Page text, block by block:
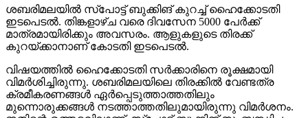
ശബരിമലയില്‍ സ്‌പോട്ട് ബുക്കിങ് കുറച്ച് ഹൈക്കോടതി
ഇടപെടല്‍. തിങ്കളാഴ്ച വരെ ദിവസേന 5000 പേര്‍ക്ക്
മാത്രമായിരിക്കും അവസരം. ആളുകളുടെ തിരക്ക്
കുറയ്ക്കാനാണ് കോടതി ഇടപെടല്‍.
വിഷയത്തില്‍ ഹൈക്കോടതി സര്‍ക്കാരിനെ രൂക്ഷമായി
വിമര്‍ശിച്ചിരുന്നു. ശബരിമലയിലെ തിരക്കില്‍ വേണ്ടത്ര
ക്രമീകരണങ്ങള്‍ ഏര്‍പ്പെടുത്താത്തതിലും
മുന്നൊരുക്കങ്ങള്‍ നടത്താത്തതിലുമായിരുന്നു വിമര്‍ശനം.